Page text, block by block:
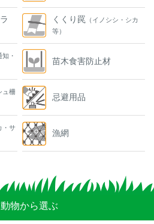
知・
ュ柵
・サ
くくり罠 （イノシシ・シカ
等）
苗木食害防止材
忌避用品
漁網
物から選ぶ